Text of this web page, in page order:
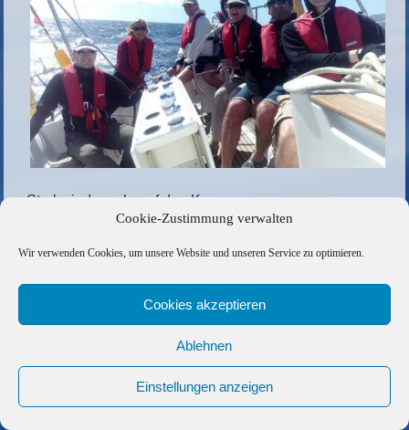
Cookie-Zustimmung verwalten
Wir verwenden Cookies, um unsere Website und unseren Service zu optimieren.
Cookies akzeptieren
Ablehnen
Einstellungen anzeigen
Starkwindsegeln auf den Kanaren
Copyright © 2026 Barfuss Segelreisen GmbH
Kontakt|Impressum|Datenschutz|Cookie-Richtlinie|
Befreundete Links